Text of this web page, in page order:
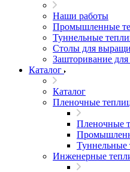
Наши работы
Промышленные
Туннельные
Столы для
Зашторивание
Каталог
Каталог
Пленочные
Пленочные
Туннельные
Инженерные